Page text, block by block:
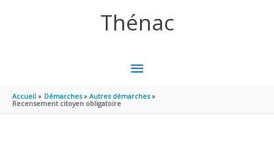
Thénac
MENU
PRINCIPAL
Accueil Démarches
Autres démarches
Recensement citoyen obligatoire